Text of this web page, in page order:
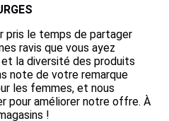
pris le temps de partager
ravis que vous ayez
la diversité des produits
note de votre remarque
les femmes, et nous
pour améliorer notre offre. À
!